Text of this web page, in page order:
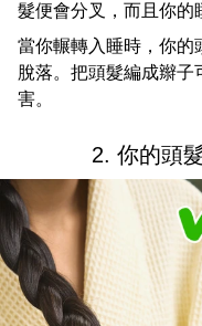
髮便會分叉，而且你的
當你輾轉入睡時，你的
脫落。把頭髮編成辮
害。
2. 你的頭